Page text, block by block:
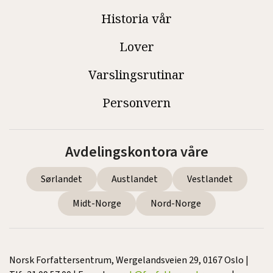
Historia vår
Lover
Varslingsrutinar
Personvern
Avdelingskontora våre
Sørlandet Austlandet
Vestlandet
Midt-Norge
Nord-Norge
Norsk Forfattersentrum, Wergelandsveien 29, 0167 Oslo |